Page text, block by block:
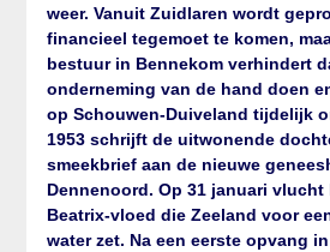
weer. Vanuit Zuidlaren wordt
financieel tegemoet te komen,
bestuur in Bennekom verhindert
onderneming van de hand doen
op Schouwen-Duiveland tijdelijk
1953 schrijft de uitwonende
smeekbrief aan de nieuwe
Dennenoord. Op 31 januari
Beatrix-vloed die Zeeland voor
water zet. Na een eerste opvang